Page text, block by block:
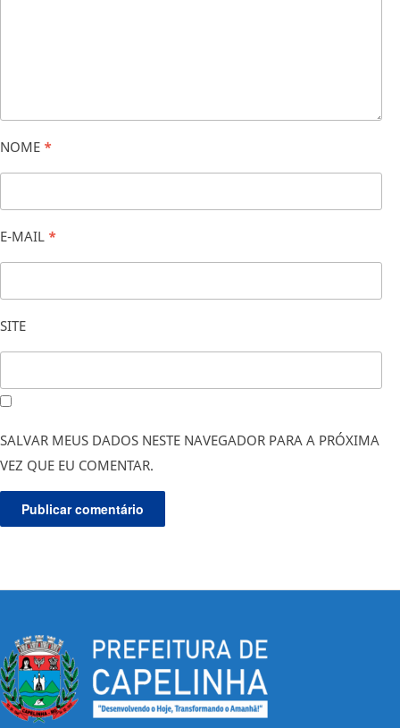
NOME *
E-MAIL *
SITE
SALVAR MEUS DADOS NESTE NAVEGADOR PARA A PRÓXIMA
VEZ QUE EU COMENTAR.